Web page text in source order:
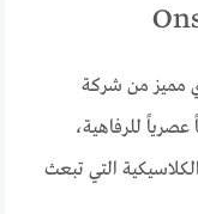
مميز من شركة
للرفاهية،
التي تبعث